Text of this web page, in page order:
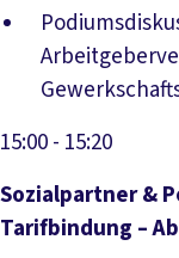
15:00- 15:20
Sozialpartner &
Tarifbindung –